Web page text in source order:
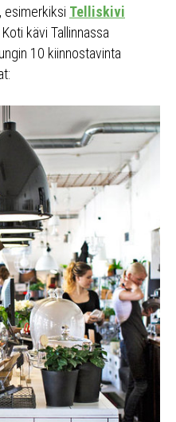
esimerkiksi Telliskivi
kävi Tallinnassa
10 kiinnostavinta